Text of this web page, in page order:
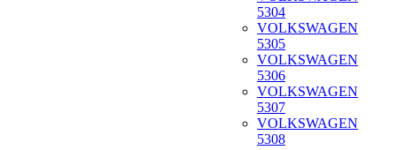
5304
VOLKSWAGEN
5305
VOLKSWAGEN
5306
VOLKSWAGEN
5307
VOLKSWAGEN
5308